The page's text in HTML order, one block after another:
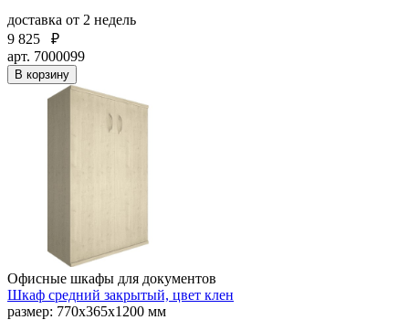
доставка от 2 недель
9 825
₽
арт. 7000099
В корзину
Офисные шкафы для документов
Шкаф средний закрытый, цвет клен
размер: 770х365х1200 мм